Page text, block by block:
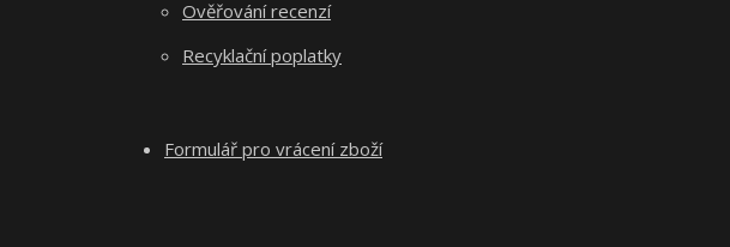
Ověřování recenzí
Recyklační poplatky
Formulář pro vrácení zboží